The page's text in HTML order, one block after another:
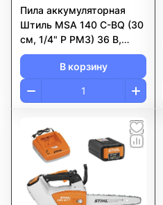
Пила аккумуляторная
Штиль MSA 140 C-BQ (30
см, 1/4" Р РМ3) 36 В,
масса 3,8 кг. В комплекте
AK 30 + AL 101.
В корзину